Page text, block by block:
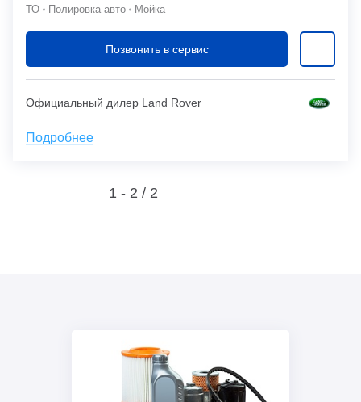
ТО
Полировка авто Мойка
Позвонить в сервис
Официальный дилер Land Rover
Подробнее
1 - 2 / 2